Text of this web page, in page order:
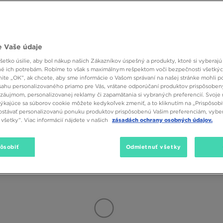
americkú
s podpisom loga New Era garantujú najvyššiu kvalitu výroby a
Bavlnený materiál je priedušný a priaznivý k pokožke. Preto čiapky od
dizajnami tejto známej americkej značky môžete nájsť niekoľko
remienok vzadu. Čiapky s rovným šiltom nie sú pre vás? Môžete
počas tých najhorúcejších dní. Potom siahnite po trucker
teraz pohľadať niečo nové? Žiadny problém – JD prináša mnoho
z modelov odznačiek adidasaleboJordan. Čiapka s výraznou značkou
modelov tenisiek. V dámskych outfitoch môžete nahradiť
Bulls budú tiež výborne fungovať. Alebo možno ste viac na
(21)
Vaše údaje
úsilie, aby bol nákup našich Zákazníkov úspešný a produkty, ktoré si vyberajú
ich potrebám. Robíme to však s maximálnym rešpektom voči bezpečnosti
„OK”, ak chcete, aby sme informácie o Vašom správaní na našej stránke mohli
personalizovaného priamo pre Vás, vrátane odporúčaní produktov
personalizovanej reklamy či zapamätania si vybraných preferencií. Svoje
sa súborov cookie môžete kedykoľvek zmeniť, a to kliknutím na
personalizovanú ponuku produktov prispôsobenú Vašim preferenciám,
Viac informácií nájdete v našich
zásadách ochrany osobných údajov.
Odmietnuť všetky